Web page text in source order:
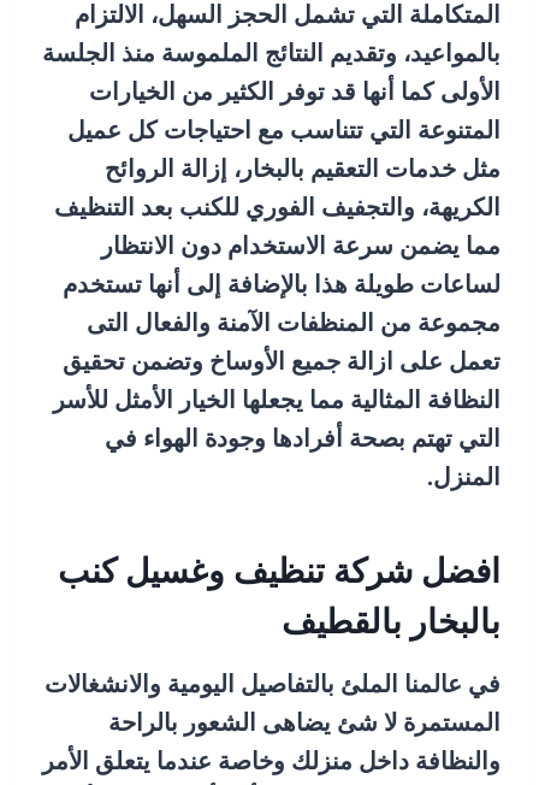
المتكاملة التي تشمل الحجز السهل، الالتزام
بالمواعيد، وتقديم النتائج الملموسة منذ الجلسة
الأولى كما أنها قد توفر الكثير من الخيارات
المتنوعة التي تتناسب مع احتياجات كل عميل
مثل خدمات التعقيم بالبخار، إزالة الروائح
الكريهة، والتجفيف الفوري للكنب بعد التنظيف
مما يضمن سرعة الاستخدام دون الانتظار
لساعات طويلة هذا بالإضافة إلى أنها تستخدم
مجموعة من المنظفات الآمنة والفعال التى
تعمل على ازالة جميع الأوساخ وتضمن تحقيق
النظافة المثالية مما يجعلها الخيار الأمثل للأسر
التي تهتم بصحة أفرادها وجودة الهواء في
المنزل.
افضل شركة تنظيف وغسيل كنب
بالبخار بالقطيف
في عالمنا الملئ بالتفاصيل اليومية والانشغالات
المستمرة لا شئ يضاهى الشعور بالراحة
والنظافة داخل منزلك وخاصة عندما يتعلق الأمر